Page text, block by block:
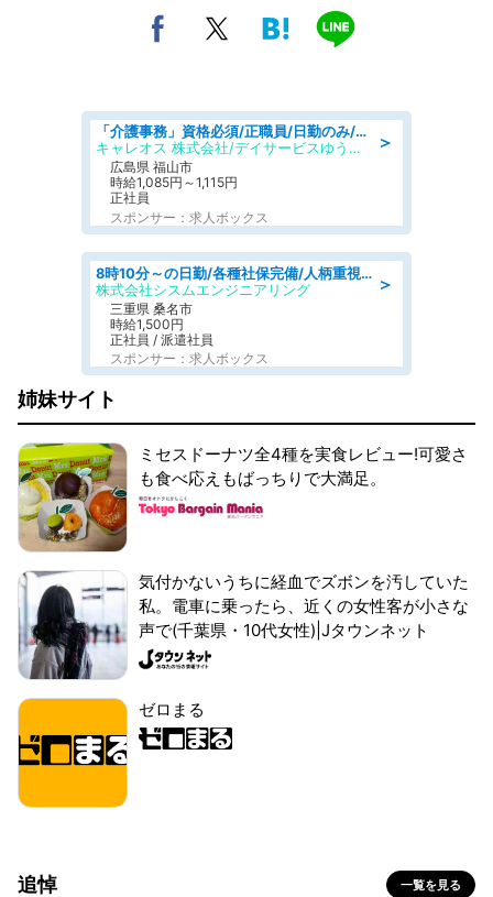
＞
「介護事務」資格必須/正職員/日勤のみ/デイサービス
キャレオス 株式会社/デイサービスゆうゆう南本庄
広島県 福山市
時給1,085円～1,115円
正社員
スポンサー：求人ボックス
＞
8時10分～の日勤/各種社保完備/人柄重視のため未経験OK/検査補助&事務補助/～50代前半活躍中
株式会社シスムエンジニアリング
三重県 桑名市
時給1,500円
正社員 / 派遣社員
スポンサー：求人ボックス
姉妹サイト
ミセスドーナツ全4種を実食レビュー!可愛さ
も食べ応えもばっちりで大満足。
気付かないうちに経血でズボンを汚していた
私。電車に乗ったら、近くの女性客が小さな
声で(千葉県・10代女性)|Jタウンネット
ゼロまる
追悼 一覧を見る